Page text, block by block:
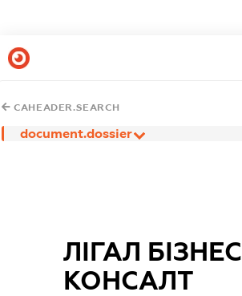
CAHEADER.SEARCH
document.dossier
ЛІГАЛ БІЗНЕС
КОНСАЛТ